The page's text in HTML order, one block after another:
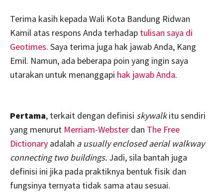
Terima kasih kepada Wali Kota Bandung Ridwan
Kamil atas respons Anda terhadap tulisan saya di
Geotimes. Saya terima juga hak jawab Anda, Kang
Emil. Namun, ada beberapa poin yang ingin saya
utarakan untuk menanggapi hak jawab Anda.
Pertama, terkait dengan definisi skywalkitu sendiri
yang menurut Merriam-Webster dan The Free
Dictionary adalah a usually enclosed aerial walkway
connecting two buildings. Jadi, sila bantah juga
definisi ini jika pada praktiknya bentuk fisik dan
fungsinya ternyata tidak sama atau sesuai.